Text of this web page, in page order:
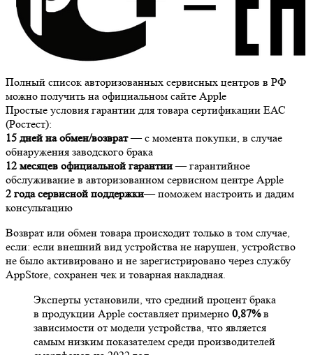
Полный список авторизованных сервисных центров в РФ
можно получить на официальном сайте Apple
Простые условия гарантии для товара сертификации ЕАС
(Ростест):
15 дней на обмен/возврат— с момента покупки, в случае
обнаружения заводского брака
12 месяцев официальной гарантии— гарантийное
обслуживание в авторизованном сервисном центре Apple
2 года сервисной поддержки— поможем настроить и дадим
консультацию
Возврат или обмен товара происходит только в том случае,
если: если внешний вид устройства не нарушен, устройство
не было активировано и не зарегистрировано через службу
AppStore, сохранен чек и товарная накладная.
Эксперты установили, что средний процент брака
в продукции Apple составляет примерно 0,87%в
зависимости от модели устройства, что является
самым низким показателем среди производителей